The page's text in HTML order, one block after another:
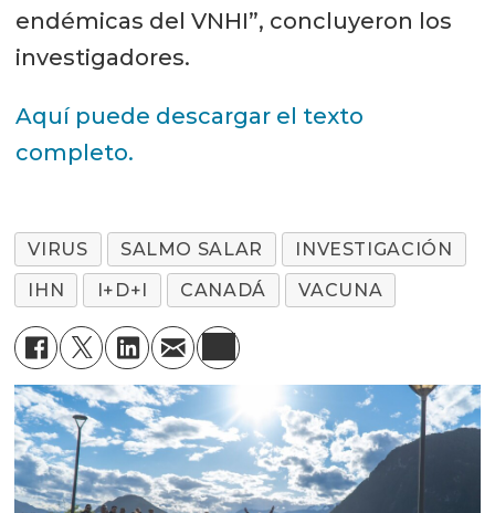
endémicas del VNHI”, concluyeron los
investigadores.
Aquí puede descargar el texto
completo.
VIRUS SALMO SALAR
INVESTIGACIÓN
IHN
I+D+I CANADÁ VACUNA